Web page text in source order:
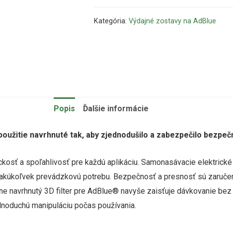
Kategória: Výdajné zostavy na AdBlue
Popis Ďalšie informácie
navrhnuté tak, aby zjednodušilo a zabezpečilo
a spoľahlivosť pre každú aplikáciu. Samonasávacie
prevádzkovú potrebu. Bezpečnosť a presnosť sú
navrhnutý 3D filter pre AdBlue® navyše zaisťuje dávkovanie
manipuláciu počas používania.